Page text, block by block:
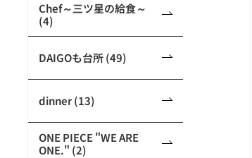
Chef～三ツ星の給食～
(4)
DAIGOも台所 (49)
dinner (13)
ONE PIECE "WE ARE
ONE." (2)